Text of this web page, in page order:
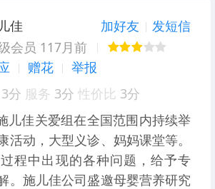
佳 加好友
发短信
会员 117月前
赠花
举报
3分 服务 3分 性价比 3分
儿佳关爱组在全国范围内持续举
活动，大型义诊、妈妈课堂等。
程中出现的各种问题，给予专
。施儿佳公司盛邀母婴营养研究